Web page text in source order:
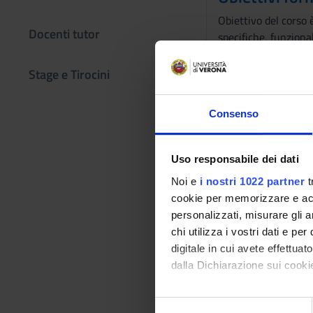
Consenso
Uso responsabile dei dati
Noi e i nostri 1022 partner
cookie per memorizzare e
personalizzati, misurare gli
chi utilizza i vostri dati e per
digitale in cui avete
dalla Dichiarazione sui
Con il tuo consenso,
Docenti tutor
Stage e Tirocini
Obiettivo del corso
specifiche,
Programma
Basi formali:
Slicing:
Analisi dinamiche:
Monitoring.
Modalità
L'esame sarà
- Scritto +
- Scritto + Orale
Scritto: Insieme